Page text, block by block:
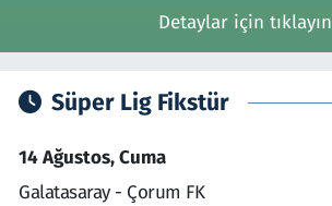
Detaylar için tıklayın
Süper Lig Fikstür
14 Ağustos, Cuma
Galatasaray - Çorum FK